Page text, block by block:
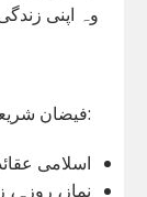
وہ اپنی
فیضان شریعت میں درج ذیل اہم موضوعات شامل ہیں:
اسلامی
نماز،